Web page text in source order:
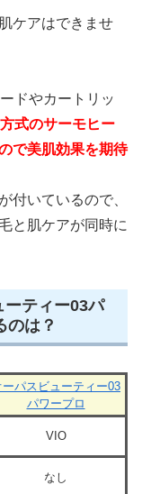
ケアはできませ
ドやカートリッ
式のサーモヒー
で美肌効果を期待
付いているので、
と肌ケアが同時に
ーティー03パ
のは？
ーパスビューティー03
パワープロ
VIO
なし